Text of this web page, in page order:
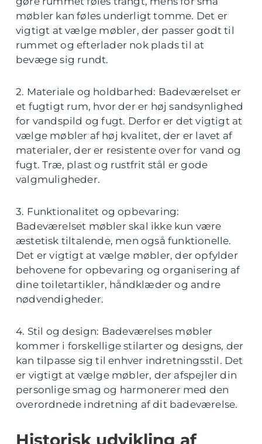
møbler kan føles underligt tomme. Det er
vigtigt at vælge møbler, der passer godt til
rummet og efterlader nok plads til at
bevæge sig rundt.
2. Materiale og holdbarhed: Badeværelset er
et fugtigt rum, hvor der er høj sandsynlighed
for vandspild og fugt. Derfor er det vigtigt at
vælge møbler af høj kvalitet, der er lavet af
materialer, der er resistente over for vand og
fugt. Træ, plast og rustfrit stål er gode
valgmuligheder.
3. Funktionalitet og opbevaring:
Badeværelset møbler skal ikke kun være
æstetisk tiltalende, men også funktionelle.
Det er vigtigt at vælge møbler, der opfylder
behovene for opbevaring og organisering af
dine toiletartikler, håndklæder og andre
nødvendigheder.
4. Stil og design: Badeværelses møbler
kommer i forskellige stilarter og designs, der
kan tilpasse sig til enhver indretningsstil. Det
er vigtigt at vælge møbler, der afspejler din
personlige smag og harmonerer med den
overordnede indretning af dit badeværelse.
Historisk udvikling af